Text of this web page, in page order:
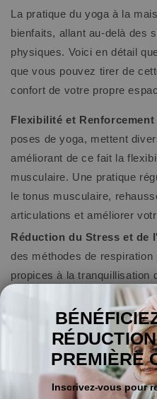
La pratique du yoga à la
bienfaits, allant au-delà des
physiques. Voici en détail
que vous pouvez tirer de
confort de votre propre
Flexibilité et
poses de yoga, mettent
améliorant de ce fait la
musculaire. Une pratique
le tonus musculaire,
articulations et améliorer
Réduction du Stress et de
des méthodes de respiration
propices à la tranquillisation
pratique fréquente à
réduire les niveaux de
engendrer un sentiment
Amélioration du Sommeil:
pour la relaxation physique
positivement sur la qualité
PREMIÈRE
Inscrivez-vous pour